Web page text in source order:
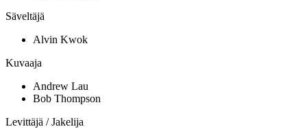
Säveltäjä
Alvin Kwok
Kuvaaja
Andrew Lau
Bob Thompson
Levittäjä / Jakelija